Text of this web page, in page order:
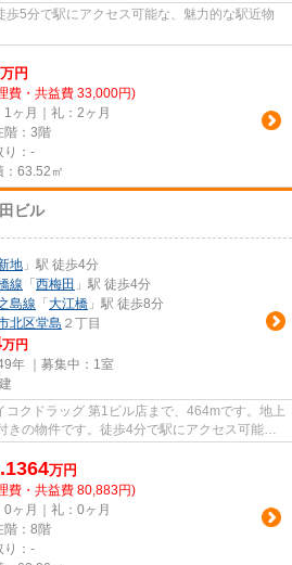
歩5分で駅にアクセス可能な、魅力的な駅近物
万円
費・共益費 33,000円)
1ヶ月｜礼：2ヶ月
階：3階
り：-
：63.52㎡
ビル
地 」駅 徒歩4分
線 「 西梅田 」駅 徒歩4分
島線 「 大江橋 」駅 徒歩8分
北区堂島 ２丁目
万円
年 ｜募集中： 1室
クドラッグ 第1ビル店まで、464mです。地上
きの物件です。徒歩4分で駅にアクセス可能
万円
費・共益費 80,883円)
0ヶ月｜礼：0ヶ月
階：8階
り：-